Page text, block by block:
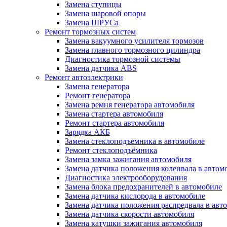
Замена ступицы
Замена шаровой опоры
Замена ШРУСа
Ремонт тормозных систем
Замена вакуумного усилителя тормозов
Замена главного тормозного цилиндра
Диагностика тормозной системы
Замена датчика ABS
Ремонт автоэлектрики
Замена генератора
Ремонт генератора
Замена ремня генератора автомобиля
Замена стартера автомобиля
Ремонт стартера автомобиля
Зарядка АКБ
Замена стеклоподъемника в автомобиле
Ремонт стеклоподъёмника
Замена замка зажигания автомобиля
Замена датчика положения коленвала в
Диагностика электрооборудования
Замена блока предохранителей в автомобиле
Замена датчика кислорода в автомобиле
Замена датчика положения распредвала в
Замена датчика скорости автомобиля
Замена катушки зажигания автомобиля